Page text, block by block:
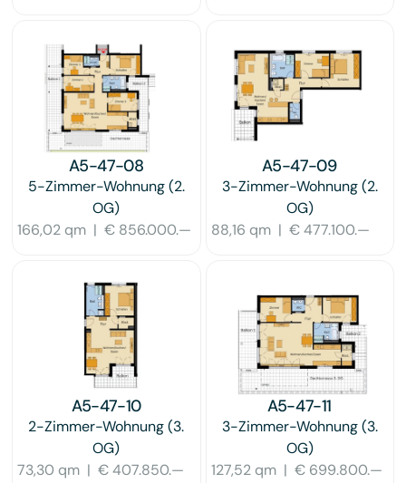
A5-47-08
5-Zimmer-Wohnung(2.
OG)
166,02 qm |€ 856.000.—
A5-47-09
3-Zimmer-Wohnung(2.
OG)
88,16 qm| € 477.100.—
A5-47-10
2-Zimmer-Wohnung(3.
OG)
73,30 qm |€ 407.850.—
A5-47-11
3-Zimmer-Wohnung(3.
OG)
127,52 qm| € 699.800.—